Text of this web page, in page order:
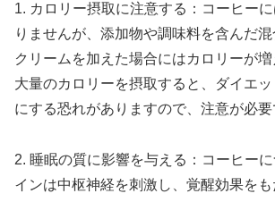
1. カロリー摂取に注意する：コーヒー
りませんが、添加物や調味料を含んだ
クリームを加えた場合にはカロリーが
大量のカロリーを摂取すると、ダイエ
にする恐れがありますので、注意が必要
2. 睡眠の質に影響を与える：コーヒー
インは中枢神経を刺激し、覚醒効果を